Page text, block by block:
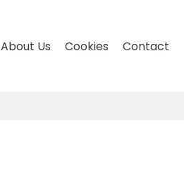
About Us Cookies Contact